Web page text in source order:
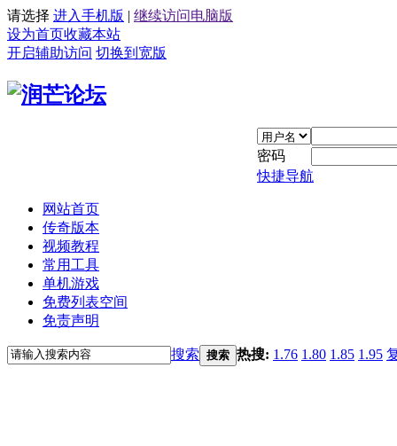
请选择 进入手机版 | 继续访问电脑版
设为首页收藏本站
开启辅助访问 切换到宽版
密码
快捷导航
网站首页
传奇版本
视频教程
常用工具
单机游戏
免费列表空间
免责声明
搜索 搜索 热搜: 1.76 1.80 1.85 1.95